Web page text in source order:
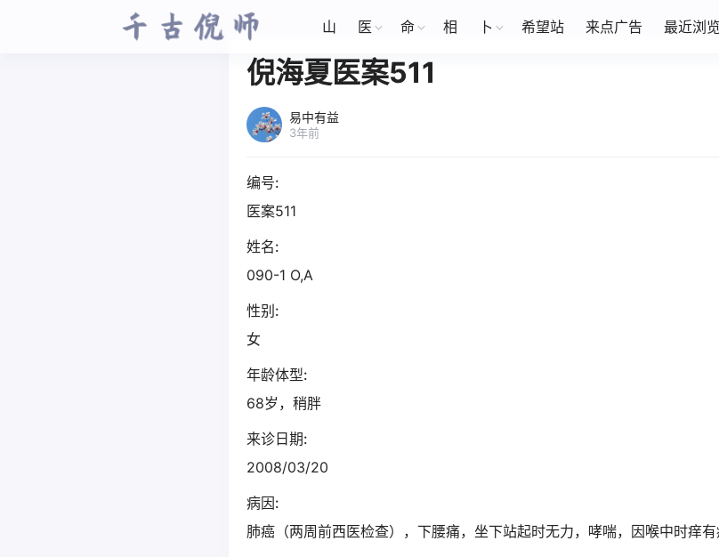
山 医 命 相 卜 希望站 来点广告 最近浏
倪海夏医案511
易中有益
3年前
编号:
医案511
姓名:
090-1 O,A
性别:
女
年龄体型:
68岁，稍胖
来诊日期:
2008/03/20
病因:
肺癌（两周前西医检查），下腰痛，坐下站起时无力，哮喘，因喉中时痒有